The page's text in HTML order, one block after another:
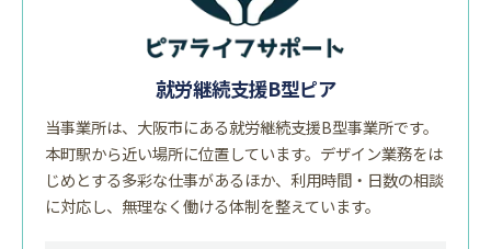
就労継続支援B型ピア
当事業所は、大阪市にある就労継続支援B型事業所です。
本町駅から近い場所に位置しています。デザイン業務をは
じめとする多彩な仕事があるほか、利用時間・日数の相談
に対応し、無理なく働ける体制を整えています。